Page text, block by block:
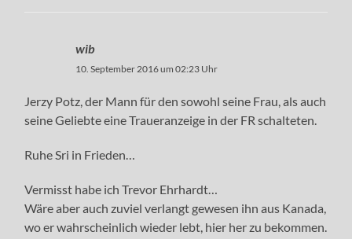
wib
10. September 2016 um 02:23 Uhr
Jerzy Potz, der Mann für den sowohl seine Frau, als auch
seine Geliebte eine Traueranzeige in der FR schalteten.
Ruhe Sri in Frieden…
Vermisst habe ich Trevor Ehrhardt…
Wäre aber auch zuviel verlangt gewesen ihn aus Kanada,
wo er wahrscheinlich wieder lebt, hier her zu bekommen.